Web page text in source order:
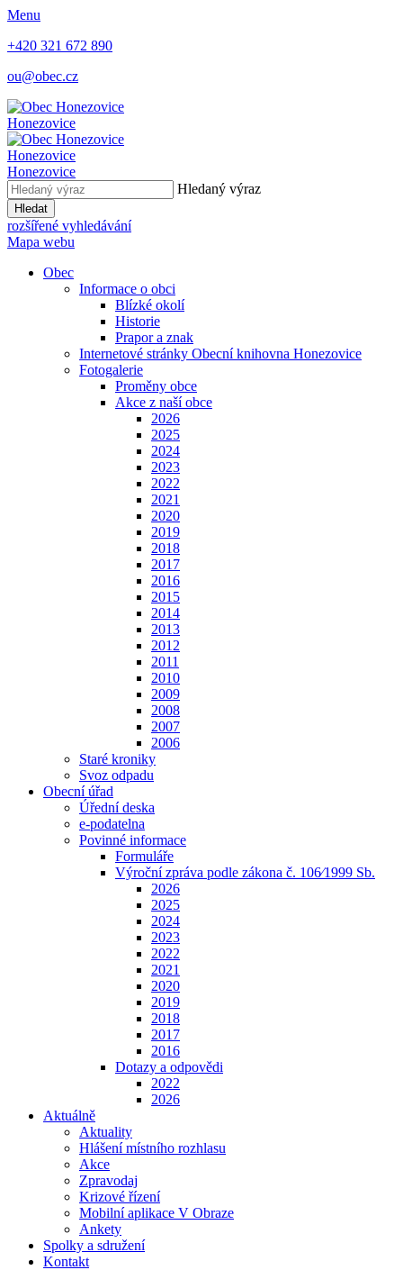
Menu
+420 321 672 890
ou@obec.cz
Honezovice
Honezovice
Honezovice
Hledaný výraz
Hledat
rozšířené vyhledávání
Mapa webu
Obec
Informace o obci
Blízké okolí
Historie
Prapor a znak
Internetové stránky Obecní knihovna Honezovice
Fotogalerie
Proměny obce
Akce z naší obce
2026
2025
2024
2023
2022
2021
2020
2019
2018
2017
2016
2015
2014
2013
2012
2011
2010
2009
2008
2007
2006
Staré kroniky
Svoz odpadu
Obecní úřad
Úřední deska
e-podatelna
Povinné informace
Formuláře
Výroční zpráva podle zákona č. 106⁄1999 Sb.
2026
2025
2024
2023
2022
2021
2020
2019
2018
2017
2016
Dotazy a odpovědi
2022
2026
Aktuálně
Aktuality
Hlášení místního rozhlasu
Akce
Zpravodaj
Krizové řízení
Mobilní aplikace V Obraze
Ankety
Spolky a sdružení
Kontakt